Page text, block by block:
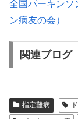
全国パーキンソ
ン病友の会）
関連ブログ
指定難病